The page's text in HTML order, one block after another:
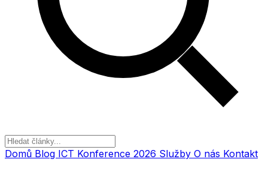
Domů Blog ICT Konference 2026 Služby O nás Kontakt